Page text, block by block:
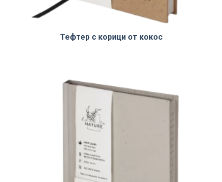
Тефтер с корици от кокос